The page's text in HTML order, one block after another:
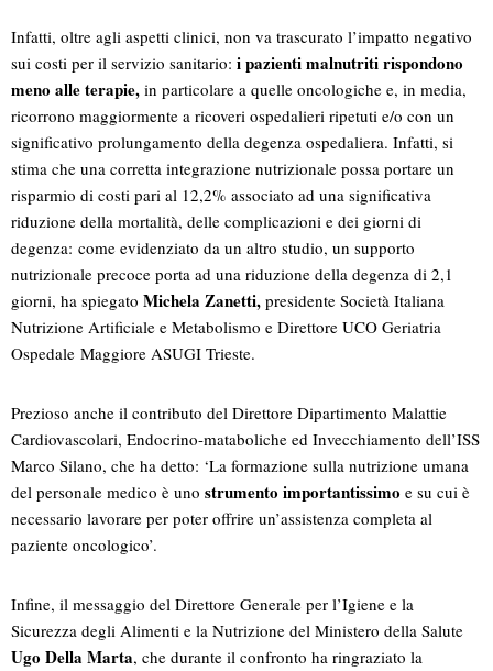
Infatti, oltre agli aspetti clinici, non va trascurato l’impatto negativo
sui costi per il servizio sanitario: i pazienti malnutriti rispondono
meno alle terapie, in particolare a quelle oncologiche e, in media,
ricorrono maggiormente a ricoveri ospedalieri ripetuti e/o con un
significativo prolungamento della degenza ospedaliera. Infatti, si
stima che una corretta integrazione nutrizionale possa portare un
risparmio di costi pari al 12,2% associato ad una significativa
riduzione della mortalità, delle complicazioni e dei giorni di
degenza: come evidenziato da un altro studio, un supporto
nutrizionale precoce porta ad una riduzione della degenza di 2,1
giorni, ha spiegato Michela Zanetti, presidente Società Italiana
Nutrizione Artificiale e Metabolismo e Direttore UCO Geriatria
Ospedale Maggiore ASUGI Trieste.
Prezioso anche il contributo del Direttore Dipartimento Malattie
Cardiovascolari, Endocrino-mataboliche ed Invecchiamento dell’ISS
Marco Silano, che ha detto: ‘La formazione sulla nutrizione umana
del personale medico è uno strumento importantissimo e su cui è
necessario lavorare per poter offrire un’assistenza completa al
paziente oncologico’.
Infine, il messaggio del Direttore Generale per l’Igiene e la
Sicurezza degli Alimenti e la Nutrizione del Ministero della Salute
Ugo Della Marta, che durante il confronto ha ringraziato la